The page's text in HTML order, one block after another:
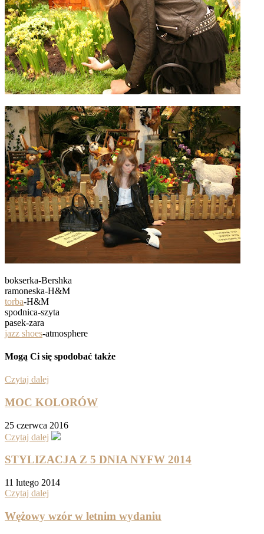
bokserka-Bershka
ramoneska-H&M
torba-H&M
spodnica-szyta
pasek-zara
jazz shoes-atmosphere
Mogą Ci się spodobać także
Czytaj dalej
MOC KOLORÓW
25 czerwca 2016
Czytaj dalej
STYLIZACJA Z 5 DNIA NYFW 2014
11 lutego 2014
Czytaj dalej
Wężowy wzór w letnim wydaniu